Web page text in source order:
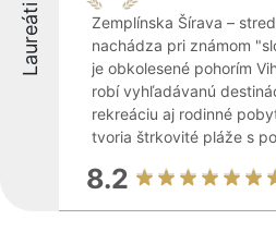
Laureáti
Zemplínska Šírava –
nachádza pri známom
je obkolesené pohorím
robí vyhľadávanú
rekreáciu aj rodinné
tvoria štrkovité pláže s
8.2